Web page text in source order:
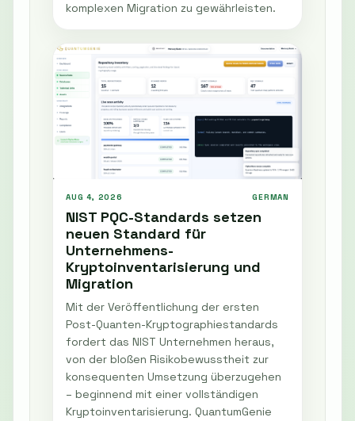
komplexen Migration zu gewährleisten.
AUG 4, 2026 GERMAN
NIST PQC-Standards setzen
neuen Standard für
Unternehmens-
Kryptoinventarisierung und
Migration
Mit der Veröffentlichung der ersten
Post-Quanten-Kryptographiestandards
fordert das NIST Unternehmen heraus,
von der bloßen Risikobewusstheit zur
konsequenten Umsetzung überzugehen
– beginnend mit einer vollständigen
Kryptoinventarisierung. QuantumGenie